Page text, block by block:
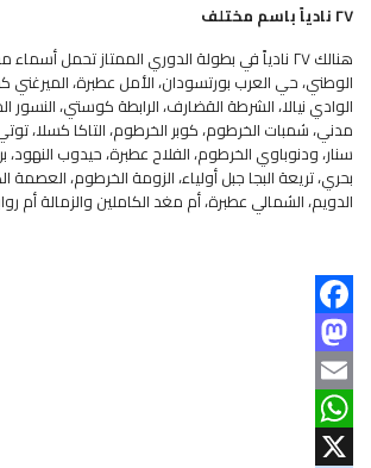
٢٧ نادياً باسم مختلف
هنالك ٢٧ نادياً في بطولة الدوري الممتاز تحمل
الوطني، حي العرب بورتسودان، الأمل عطبرة، الميرغني
الوادي نيالا، الشرطة القضارف، الرابطة كوستي، النسور
مدني، شمبات الخرطوم، كوبر الخرطوم، التاكا كسلا،
سنار، ودنوباوي الخرطوم، الفلاح عطبرة، حيدوب النهود،
بحري، تريعة البجا جبل أولياء، الزومة الخرطوم، العصمة
الدويم، الشمالي عطبرة، أم مغد الكاملين والزمالة أم
Facebook
Mastodon
Email
WhatsApp